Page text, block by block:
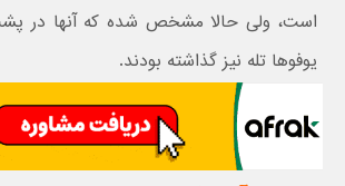
است، ولی حالا مشخص شده که آنها در
یوفوها تله نیز گذاشته بودند.